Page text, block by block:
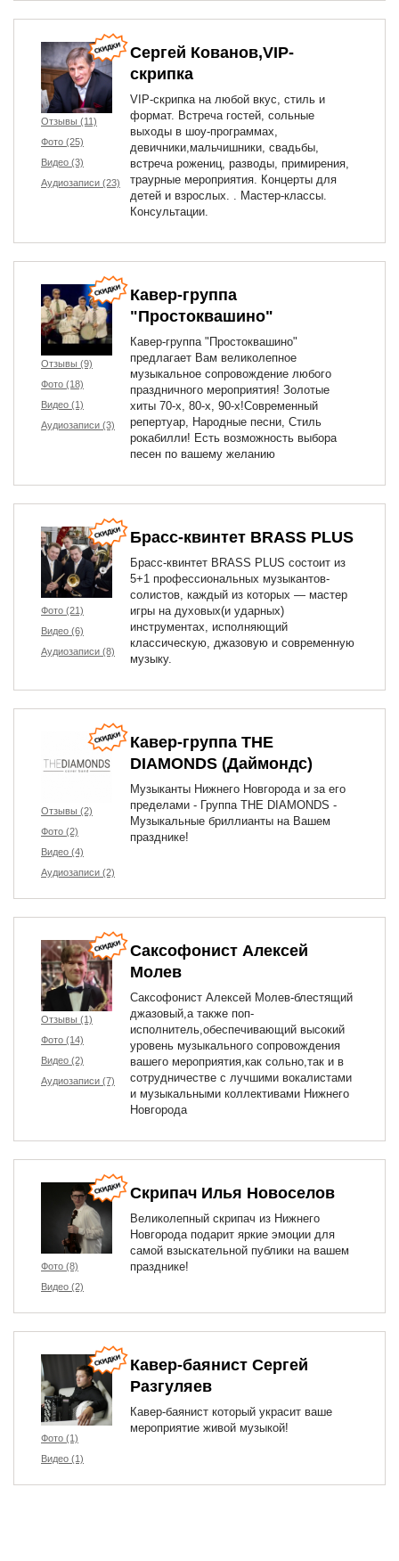
Отзывы (11)
Фото (25)
Видео (3)
Аудиозаписи (23)
Сергей Кованов,VIP-
скрипка
VIP-скрипка на любой вкус, стиль и
формат. Встреча гостей, сольные
выходы в шоу-программах,
девичники,мальчишники, свадьбы,
встреча рожениц, разводы, примирения,
траурные мероприятия. Концерты для
детей и взрослых. . Мастер-классы.
Консультации.
Отзывы (9)
Фото (18)
Видео (1)
Аудиозаписи (3)
Кавер-группа
"Простоквашино"
Кавер-группа "Простоквашино"
предлагает Вам великолепное
музыкальное сопровождение любого
праздничного мероприятия! Золотые
хиты 70-х, 80-х, 90-х!Современный
репертуар, Народные песни, Стиль
рокабилли! Есть возможность выбора
песен по вашему желанию
Фото (21)
Видео (6)
Аудиозаписи (8)
Брасс-квинтет BRASS PLUS
Брасс-квинтет BRASS PLUS состоит из
5+1 профессиональных музыкантов-
солистов, каждый из которых — мастер
игры на духовых(и ударных)
инструментах, исполняющий
классическую, джазовую и современную
музыку.
Отзывы (2)
Фото (2)
Видео (4)
Аудиозаписи (2)
Кавер-группа THE
DIAMONDS (Даймондс)
Музыканты Нижнего Новгорода и за его
пределами - Группа THE DIAMONDS -
Музыкальные бриллианты на Вашем
празднике!
Отзывы (1)
Фото (14)
Видео (2)
Аудиозаписи (7)
Саксофонист Алексей
Молев
Саксофонист Алексей Молев-блестящий
джазовый,а также поп-
исполнитель,обеспечивающий высокий
уровень музыкального сопровождения
вашего мероприятия,как сольно,так и в
сотрудничестве с лучшими вокалистами
и музыкальными коллективами Нижнего
Новгорода
Фото (8)
Видео (2)
Скрипач Илья Новоселов
Великолепный скрипач из Нижнего
Новгорода подарит яркие эмоции для
самой взыскательной публики на вашем
празднике!
Фото (1)
Видео (1)
Кавер-баянист Сергей
Разгуляев
Кавер-баянист который украсит ваше
мероприятие живой музыкой!